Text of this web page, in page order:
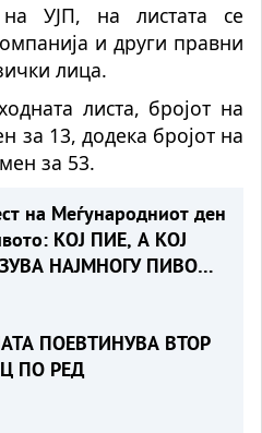
УЈП, на листата се
и други правни
лица.
листа, бројот на
за 13, додека бројот на
за 53.
на Меѓународниот ден
КОЈ ПИЕ, А КОЈ
НАЈМНОГУ ПИВО
ПОЕВТИНУВА ВТОР
ПО РЕД